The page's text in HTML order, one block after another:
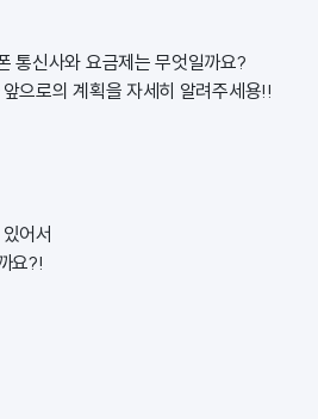
통신사와 요금제는 무엇일까요?
으로의 계획을 자세히 알려주세용!!
어서
요?!